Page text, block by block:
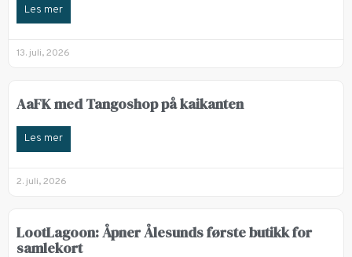
Les mer
13. juli, 2026
AaFK med Tangoshop på kaikanten
Les mer
2. juli, 2026
LootLagoon: Åpner Ålesunds første butikk for
samlekort